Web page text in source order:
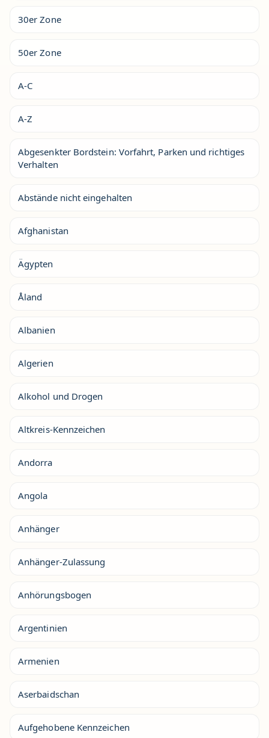
30er Zone
50er Zone
A-C
A-Z
Abgesenkter Bordstein: Vorfahrt, Parken und richtiges
Verhalten
Abstände nicht eingehalten
Afghanistan
Ägypten
Åland
Albanien
Algerien
Alkohol und Drogen
Altkreis-Kennzeichen
Andorra
Angola
Anhänger
Anhänger-Zulassung
Anhörungsbogen
Argentinien
Armenien
Aserbaidschan
Aufgehobene Kennzeichen